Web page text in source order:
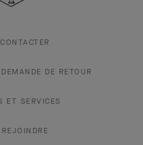
DE RETOUR
ET SERVICES